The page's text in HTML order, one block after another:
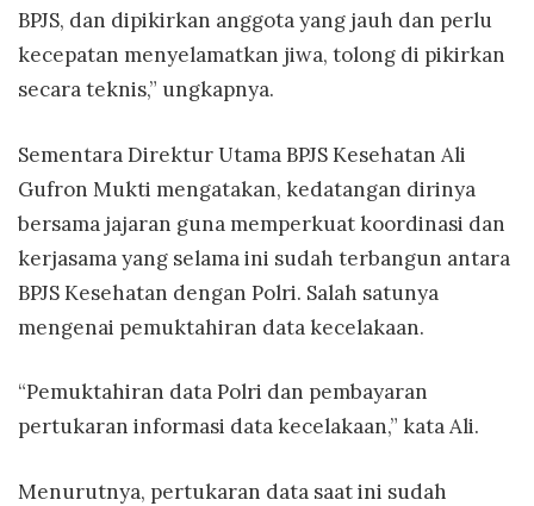
BPJS, dan dipikirkan anggota yang jauh dan perlu
kecepatan menyelamatkan jiwa, tolong di pikirkan
secara teknis,” ungkapnya.
Sementara Direktur Utama BPJS Kesehatan Ali
Gufron Mukti mengatakan, kedatangan dirinya
bersama jajaran guna memperkuat koordinasi dan
kerjasama yang selama ini sudah terbangun antara
BPJS Kesehatan dengan Polri. Salah satunya
mengenai pemuktahiran data kecelakaan.
“Pemuktahiran data Polri dan pembayaran
pertukaran informasi data kecelakaan,” kata Ali.
Menurutnya, pertukaran data saat ini sudah